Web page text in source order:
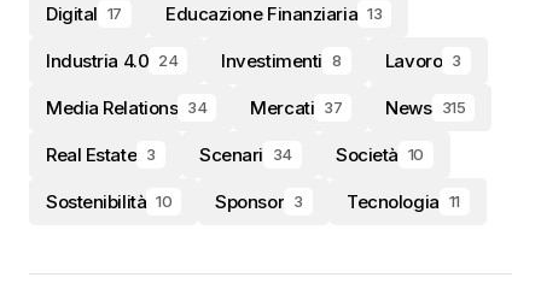
Digital 17 Educazione Finanziaria 13
Industria 4.0 24 Investimenti 8 Lavoro 3
Media Relations 34 Mercati 37 News 315
Real Estate 3 Scenari 34 Società 10
Sostenibilità 10 Sponsor 3 Tecnologia 11